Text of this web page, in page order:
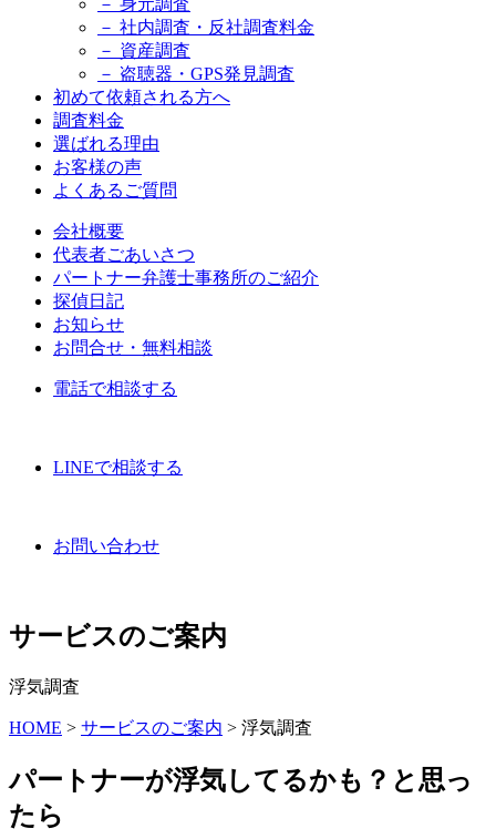
－ 社内調査・反社調査料金
－ 資産調査
－ 盗聴器・GPS発見調査
初めて依頼される方へ
調査料金
選ばれる理由
お客様の声
よくあるご質問
会社概要
代表者ごあいさつ
パートナー弁護士事務所のご紹介
探偵日記
お知らせ
お問合せ・無料相談
電話で相談する
LINEで相談する
お問い合わせ
サービスのご案内
浮気調査
HOME > サービスのご案内 > 浮気調査
パートナーが浮気してるかも？と思っ
たら